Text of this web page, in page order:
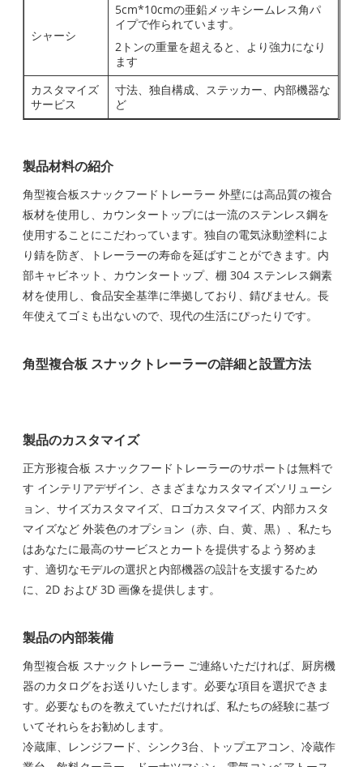
シャーシ
5cm*10cmの亜鉛メッキシームレス角パ
イプで作られています。
2トンの重量を超えると、より強力になり
ます
カスタマイズ
サービス
寸法、独自構成、ステッカー、内部機器な
ど
製品材料の紹介
角型複合板スナックフードトレーラー 外壁には高品質の複合
板材を使用し、カウンタートップには一流のステンレス鋼を
使用することにこだわっています。独自の電気泳動塗料によ
り錆を防ぎ、トレーラーの寿命を延ばすことができます。内
部キャビネット、カウンタートップ、棚 304 ステンレス鋼素
材を使用し、食品安全基準に準拠しており、錆びません。長
年使えてゴミも出ないので、現代の生活にぴったりです。
角型複合板 スナックトレーラーの詳細と設置方法
製品のカスタマイズ
正方形複合板 スナックフードトレーラーのサポートは無料で
す インテリアデザイン、さまざまなカスタマイズソリューシ
ョン、サイズカスタマイズ、ロゴカスタマイズ、内部カスタ
マイズなど 外装色のオプション（赤、白、黄、黒）、私たち
はあなたに最高のサービスとカートを提供するよう努めま
す、適切なモデルの選択と内部機器の設計を支援するため
に、2D および 3D 画像を提供します。
製品の内部装備
角型複合板 スナックトレーラー ご連絡いただければ、厨房機
器のカタログをお送りいたします。必要な項目を選択できま
す。必要なものを教えていただければ、私たちの経験に基づ
いてそれらをお勧めします。
冷蔵庫、レンジフード、シンク3台、トップエアコン、冷蔵作